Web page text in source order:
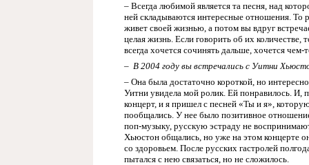
– Всегда любимой является та песня, над
ней складываются интересные отношения. То
живет своей жизнью, а потом вы вдруг
целая жизнь. Если говорить об их
всегда хочется сочинять дальше, хочется
– В 2004 году вы встречались с Уитни
– Она была достаточно короткой, но
Уитни увидела мой ролик. Ей понравилось. И,
концерт, и я пришел с песней «Ты и я»,
пообщались. У нее было позитивное
поп-музыку, русскую эстраду не
Хьюстон общались, но уже на этом концерте
со здоровьем. После русских гастролей
пытался с нею связаться, но не сложилось.